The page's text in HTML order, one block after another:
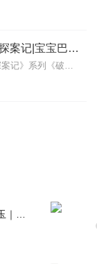
破坏者联盟篇2·猴子警长科学探案记|宝宝巴士故事
【适听年龄】7岁+《猴子警长科学探案记》系列《破坏者联盟篇1·猴子警长科学探案记》>>>《破坏者联盟篇2·猴子警长科学探案记》>>>《破坏者联盟篇3·猴子警长科...